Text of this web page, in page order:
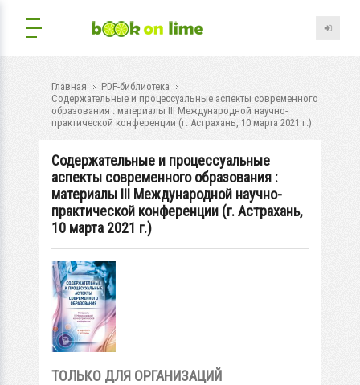
Главная
PDF-библиотека
Содержательные и процессуальные аспекты современного
образования : материалы III Международной научно-
практической конференции (г. Астрахань, 10 марта 2021 г.)
Содержательные и процессуальные
аспекты современного образования :
материалы III Международной научно-
практической конференции (г. Астрахань,
10 марта 2021 г.)
ТОЛЬКО ДЛЯ ОРГАНИЗАЦИЙ